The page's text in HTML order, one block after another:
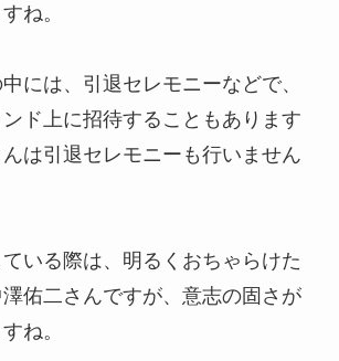
ね。
には、引退セレモニーなどで、
ド上に招待することもあります
は引退セレモニーも行いません
いる際は、明るくおちゃらけた
佑二さんですが、意志の固さが
ね。